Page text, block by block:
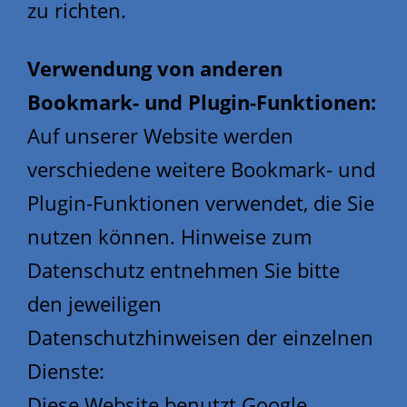
zu richten.
Verwendung von anderen
Bookmark- und Plugin-Funktionen:
Auf unserer Website werden
verschiedene weitere Bookmark- und
Plugin-Funktionen verwendet, die Sie
nutzen können. Hinweise zum
Datenschutz entnehmen Sie bitte
den jeweiligen
Datenschutzhinweisen der einzelnen
Dienste: